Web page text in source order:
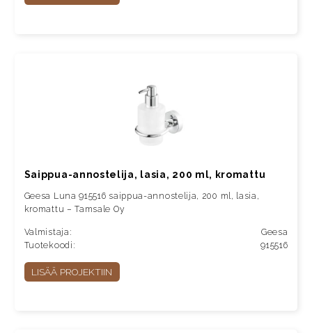
Saippua-annostelija, lasia, 200 ml, kromattu
Geesa Luna 915516 saippua-annostelija, 200 ml, lasia,
kromattu – Tamsale Oy
Valmistaja:
Geesa
Tuotekoodi:
915516
LISÄÄ PROJEKTIIN